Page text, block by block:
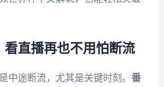
看直播再也不用怕断流
中途断流，尤其是关键时刻。 番